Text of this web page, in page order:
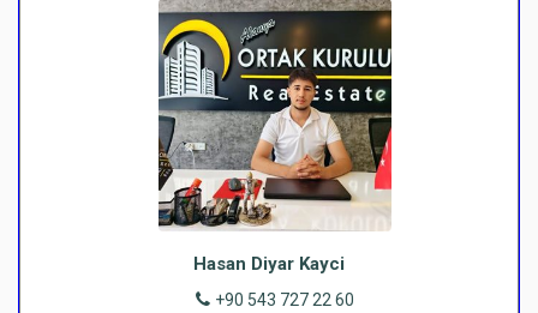
Hasan Diyar Kayci
+90 543 727 22 60